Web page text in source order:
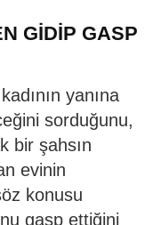
GİDİP GASP
yanına
sorduğunu,
bir şahsın
evinin
konusu
gasp ettiğini